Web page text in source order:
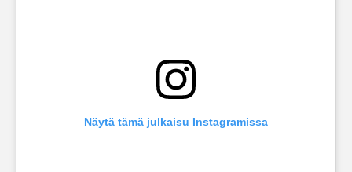
Näytä tämä julkaisu Instagramissa